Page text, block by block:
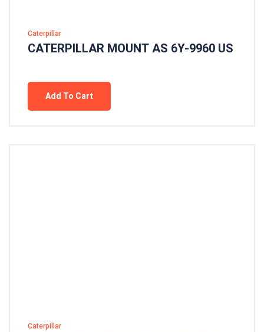
Caterpillar
CATERPILLAR MOUNT AS 6Y-9960 US
Add To Cart
Caterpillar